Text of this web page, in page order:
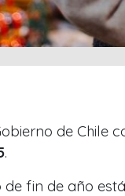
de Chile
.
fin de año